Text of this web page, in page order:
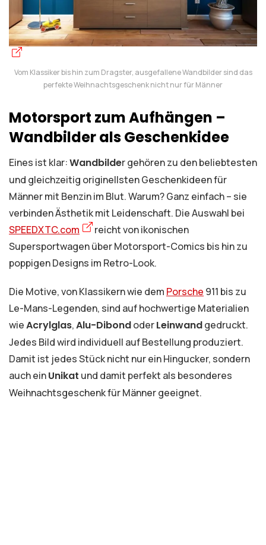
Vom Klassiker bis hin zum Dragster, ausgefallene Wandbilder sind das
perfekte Weihnachtsgeschenk nicht nur für Männer
Motorsport zum Aufhängen –
Wandbilder als Geschenkidee
Eines ist klar:Wandbilder gehören zu den beliebtesten
und gleichzeitig originellsten Geschenkideen für
Männer mit Benzin im Blut. Warum? Ganz einfach – sie
verbinden Ästhetik mit Leidenschaft. Die Auswahl bei
SPEEDXTC.com
reicht von ikonischen
Supersportwagen über Motorsport-Comics bis hin zu
poppigen Designs im Retro-Look.
Die Motive, von Klassikern wie dem Porsche 911 bis zu
Le-Mans-Legenden, sind auf hochwertige Materialien
wieAcrylglas,Alu-DibondoderLeinwandgedruckt.
Jedes Bild wird individuell auf Bestellung produziert.
Damit ist jedes Stück nicht nur ein Hingucker, sondern
auch einUnikat und damit perfekt als besonderes
Weihnachtsgeschenk für Männer geeignet.